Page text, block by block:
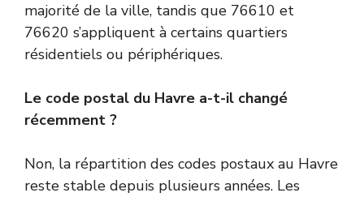
majorité de la ville, tandis que 76610 et
76620 s’appliquent à certains quartiers
résidentiels ou périphériques.
Le code postal du Havre a-t-il changé
récemment ?
Non, la répartition des codes postaux au Havre
reste stable depuis plusieurs années. Les